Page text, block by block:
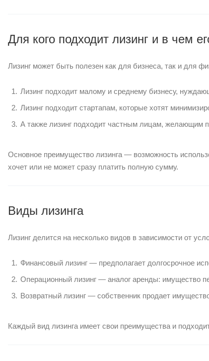
Для кого подходит лизинг и в чем
Лизинг может быть полезен как для бизнеса, так и для
Лизинг подходит малому и среднему бизнесу,
Лизинг подходит стартапам, которые хотят
А также лизинг подходит частным лицам, желающим
Основное преимущество лизинга — возможность
хочет или не может сразу платить полную сумму.
Виды лизинга
Лизинг делится на несколько видов в зависимости от
Финансовый лизинг — предполагает долгосрочное
Операционный лизинг — аналог аренды: имущество
Возвратный лизинг — собственник продает
Каждый вид лизинга имеет свои преимущества и